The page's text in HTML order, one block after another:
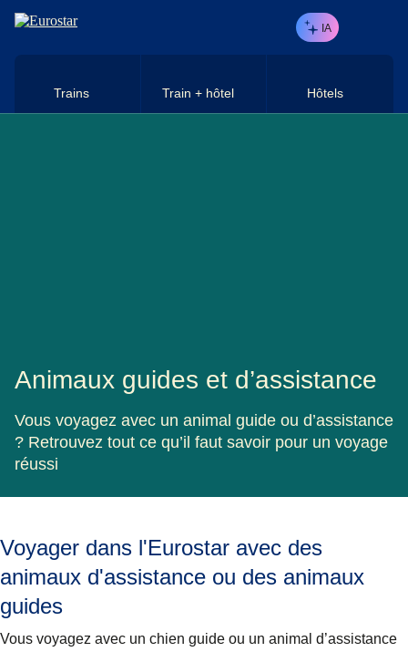
Aller au contenu principal
IA
Trains Train + hôtel Hôtels
Animaux guides et d’assistance
Vous voyagez avec un animal guide ou d’assistance
? Retrouvez tout ce qu’il faut savoir pour un voyage
réussi
Voyager dans l'Eurostar avec des
animaux d'assistance ou des animaux
guides
Vous voyagez avec un chien guide ou un animal d’assistance